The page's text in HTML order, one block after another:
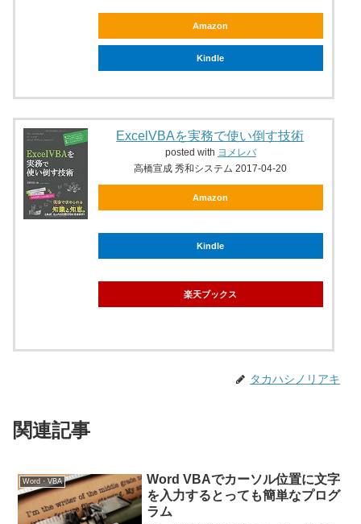
Amazon
Kindle
ExcelVBAを実務で使い倒す技術
posted with ヨメレバ
高橋宣成 秀和システム 2017-04-20
Amazon
Kindle
楽天ブックス
タカハシノリアキ
関連記事
Word・VBA
Word VBAでカーソル位置に文字
を入力するとっても簡単なプログ
ラム